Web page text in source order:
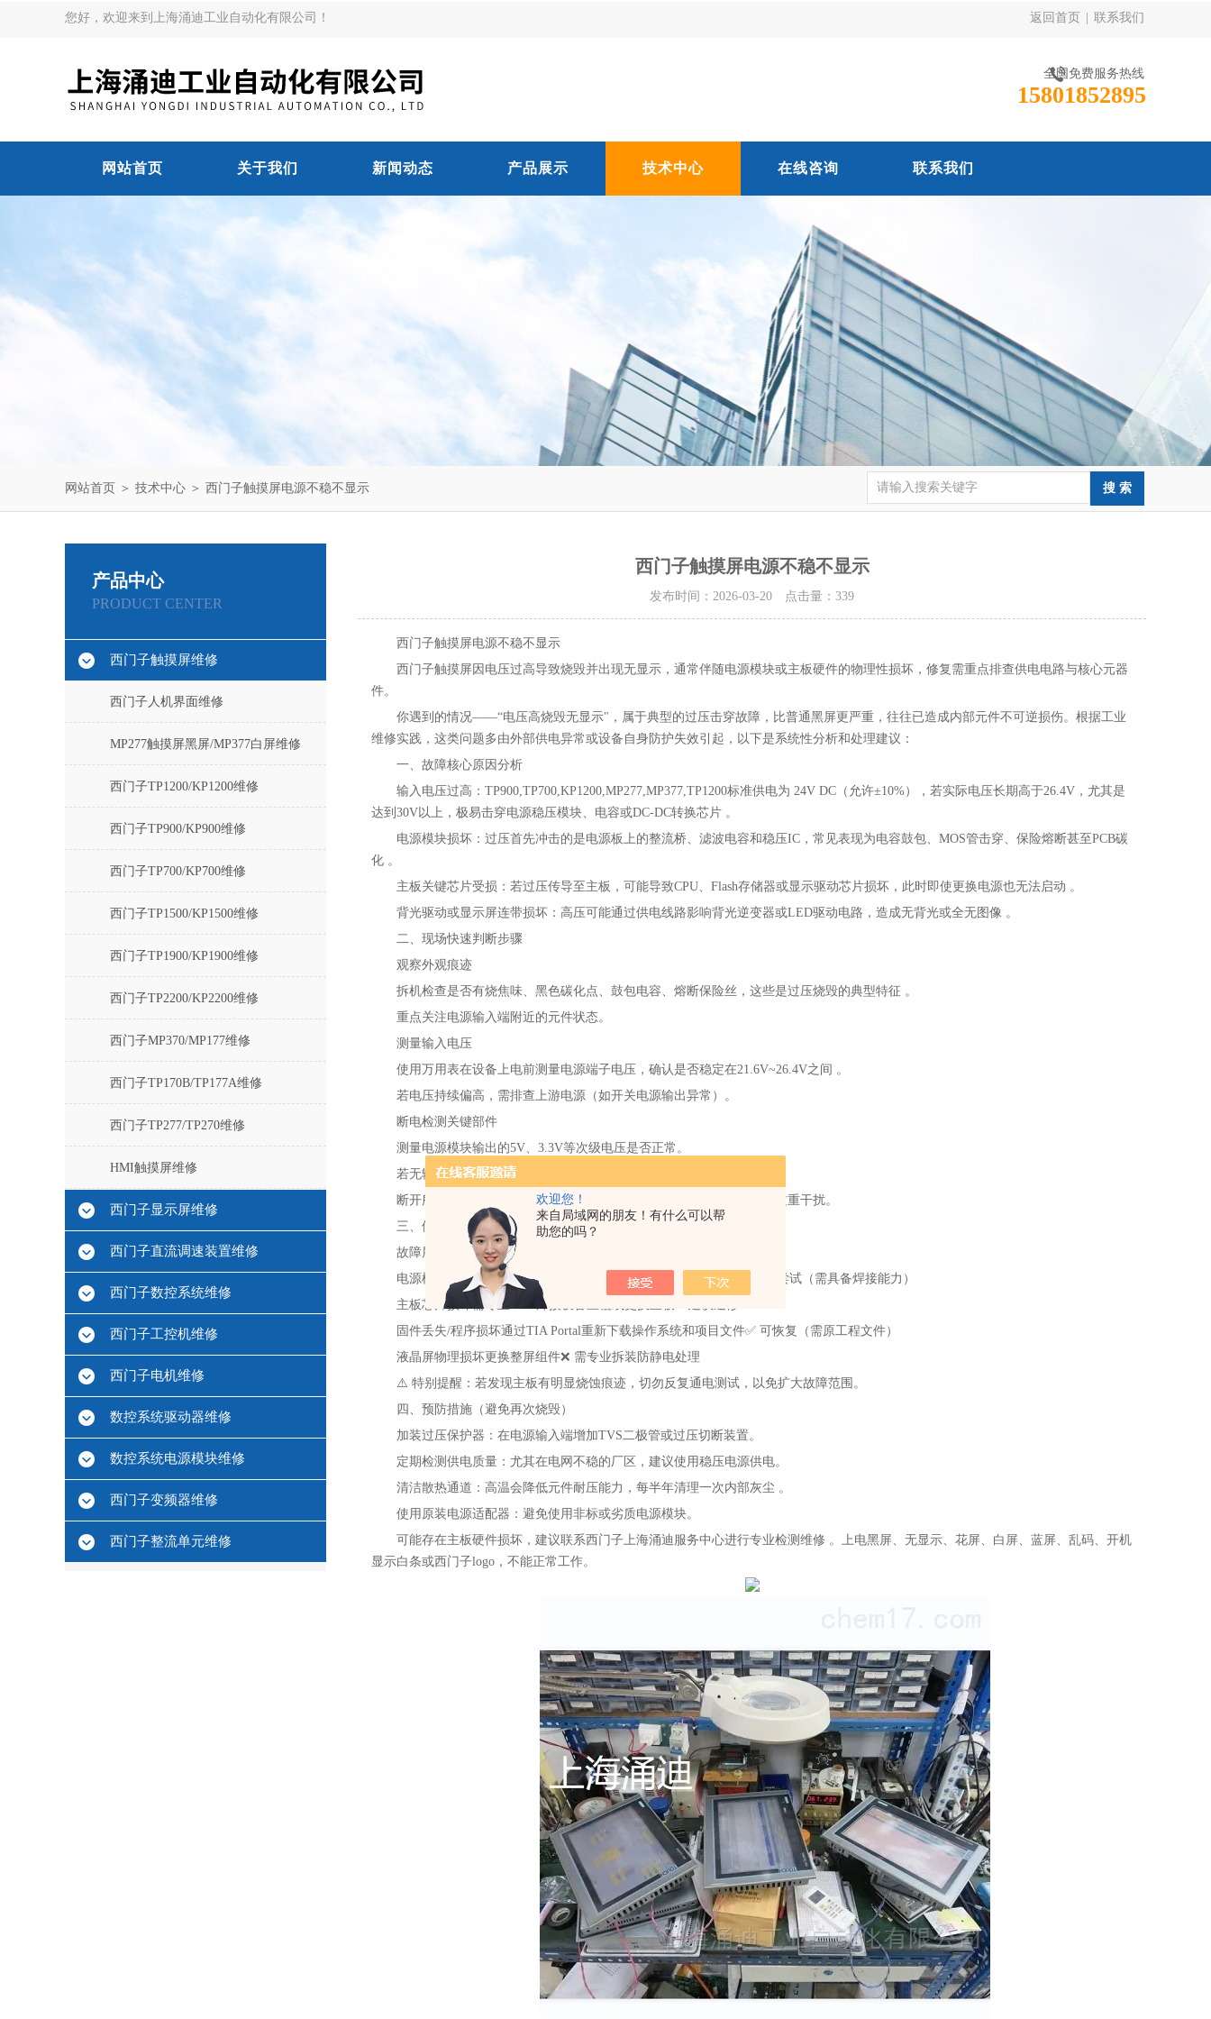
欢迎您！
来自局域网的朋友！有什么可以帮
助您的吗？
您好，欢迎来到上海涌迪工业自动化有限公司！ 返回首页 联系我们
全国免费服务热线
15801852895
网站首页 关于我们 新闻动态 产品展示 技术中心 在线咨询 联系我们
网站首页 ＞ 技术中心 ＞ 西门子触摸屏电源不稳不显示
产品中心
PRODUCT CENTER
西门子触摸屏维修
西门子人机界面维修
MP277触摸屏黑屏/MP377白屏维修
西门子TP1200/KP1200维修
西门子TP900/KP900维修
西门子TP700/KP700维修
西门子TP1500/KP1500维修
西门子TP1900/KP1900维修
西门子TP2200/KP2200维修
西门子MP370/MP177维修
西门子TP170B/TP177A维修
西门子TP277/TP270维修
HMI触摸屏维修
西门子显示屏维修
西门子直流调速装置维修
西门子数控系统维修
西门子工控机维修
西门子电机维修
数控系统驱动器维修
数控系统电源模块维修
西门子变频器维修
西门子整流单元维修
西门子触摸屏电源不稳不显示
发布时间：2026-03-20 点击量： 339
西门子触摸屏电源不稳不显示
西门子触摸屏因电压过高导致烧毁并出现无显示，通常伴随电源模块或主板硬件的物理性损坏，修复需重点排查供电电路与核心元器
件‌。
你遇到的情况——“电压高烧毁无显示"，属于典型的‌过压击穿故障‌，比普通黑屏更严重，往往已造成内部元件不可逆损伤。根据工业
维修实践，这类问题多由外部供电异常或设备自身防护失效引起，以下是系统性分析和处理建议：
一、故障核心原因分析
输入电压过高‌：TP900,TP700,KP1200,MP277,MP377,TP1200标准供电为 ‌24V DC（允许±10%）‌，若实际电压长期高于26.4V，尤其是
达到30V以上，极易击穿电源稳压模块、电容或DC-DC转换芯片 。
电源模块损坏‌：过压首先冲击的是电源板上的整流桥、滤波电容和稳压IC，常见表现为电容鼓包、MOS管击穿、保险熔断甚至PCB碳
化 。
主板关键芯片受损‌：若过压传导至主板，可能导致CPU、Flash存储器或显示驱动芯片损坏，此时即使更换电源也无法启动 。
背光驱动或显示屏连带损坏‌：高压可能通过供电线路影响背光逆变器或LED驱动电路，造成无背光或全无图像 。
二、现场快速判断步骤
观察外观痕迹‌
拆机检查是否有‌烧焦味、黑色碳化点、鼓包电容、熔断保险丝‌，这些是过压烧毁的典型特征 。
重点关注电源输入端附近的元件状态。
测量输入电压‌
使用万用表在设备上电前测量电源端子电压，确认是否稳定在21.6V~26.4V之间 。
若电压持续偏高，需排查上游电源（如开关电源输出异常）。
断电检测关键部件‌
测量电源模块输出的5V、3.3V等次级电压是否正常。
若无输出或短路，说明电源板已损坏，需更换或维修。
断开所有非必要外设，仅保留电源和屏幕，看是否能点亮，排除负载过重干扰。
三、修复方案建议
故障层级
处理方式是否可自行操作
电源模块烧毁‌更换电源板或维修损坏元器件（如保险、稳压IC）
✅ 可尝试（需具备焊接能力）
主板芯片损坏‌
需专业BGA焊接设备重植或更换主板
固件丢失/程序损坏‌通过TIA Portal重新下载操作系统和项目文件✅ 可恢复（需原工程文件）
液晶屏物理损坏‌更换整屏组件❌ 需专业拆装防静电处理
⚠️ ‌特别提醒‌：若发现主板有明显烧蚀痕迹，切勿反复通电测试，以免扩大故障范围。
四、预防措施（避免再次烧毁）
加装过压保护器‌：在电源输入端增加TVS二极管或过压切断装置。
定期检测供电质量‌：尤其在电网不稳的厂区，建议使用稳压电源供电。
清洁散热通道‌：高温会降低元件耐压能力，每半年清理一次内部灰尘 。
使用原装电源适配器‌：避免使用非标或劣质电源模块。
可能存在主板硬件损坏，建议联系西门子上海涌迪服务中心进行专业检测维修 。上电黑屏、无显示、花屏、白屏、蓝屏、乱码、开机
显示白条或西门子logo，不能正常工作。